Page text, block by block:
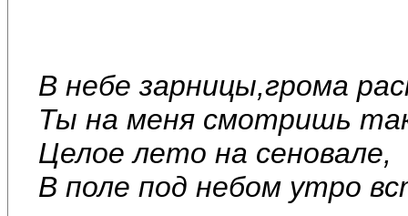
В небе зарницы,грома
Ты на меня смотришь
Целое лето на сеновале,
В поле под небом утро